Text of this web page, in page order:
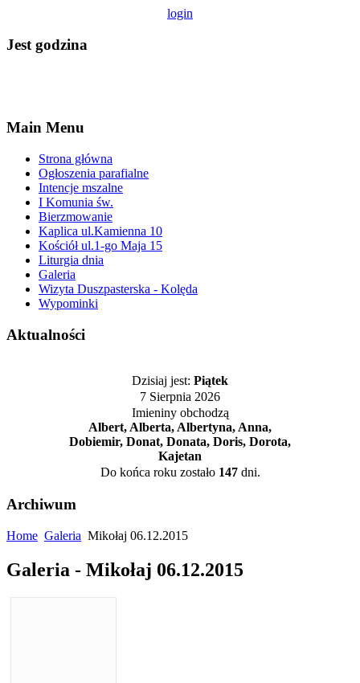
login
Jest godzina
Main Menu
Strona główna
Ogłoszenia parafialne
Intencje mszalne
I Komunia św.
Bierzmowanie
Kaplica ul.Kamienna 10
Kościół ul.1-go Maja 15
Liturgia dnia
Galeria
Wizyta Duszpasterska - Kolęda
Wypominki
Aktualności
Dzisiaj jest: Piątek
7 Sierpnia 2026
Imieniny obchodzą
Albert, Alberta, Albertyna, Anna,
Dobiemir, Donat, Donata, Doris, Dorota,
Kajetan
Do końca roku zostało 147dni.
Archiwum
Home Galeria Mikołaj 06.12.2015
Galeria - Mikołaj 06.12.2015